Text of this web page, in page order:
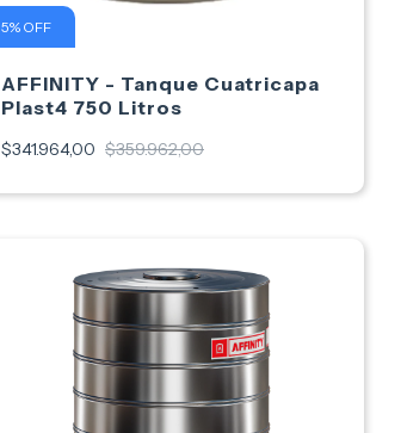
5% OFF
AFFINITY - Tanque Cuatricapa
Plast4 750 Litros
$341.964,00 $359.962,00